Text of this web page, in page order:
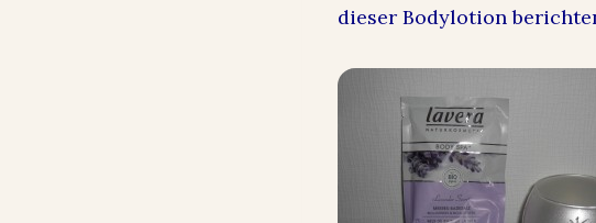
dieser Bodylotion